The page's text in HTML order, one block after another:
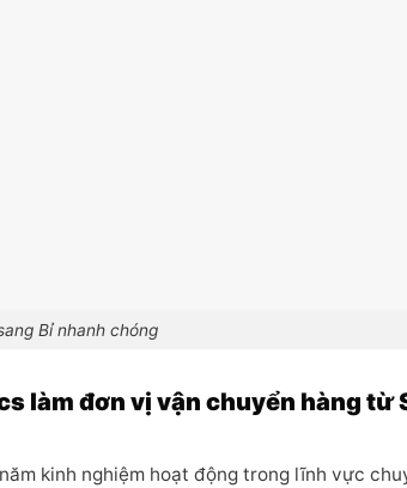
Bỉ nhanh chóng
làm đơn vị vận chuyển hàng từ
kinh nghiệm hoạt động trong lĩnh vực